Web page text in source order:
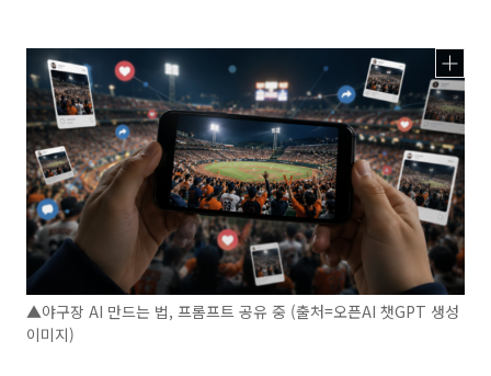
▲야구장 AI 만드는 법, 프롬프트 공유 중 (출처=오픈AI 챗GPT 생성
이미지)